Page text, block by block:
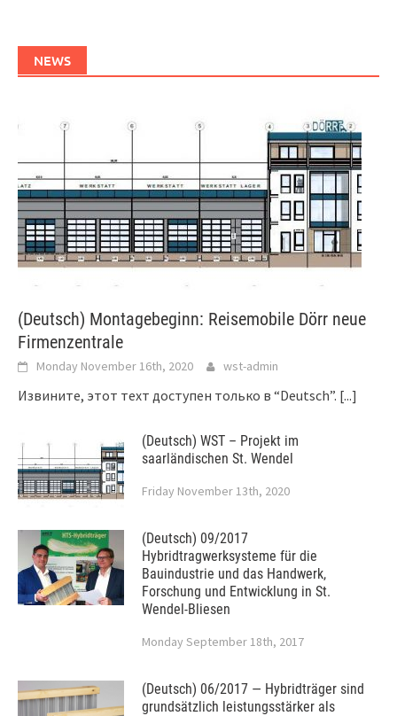
NEWS
(Deutsch) Montagebeginn: Reisemobile Dörr neue
Firmenzentrale
Monday November 16th, 2020 wst-admin
Извините, этот техт доступен только в “Deutsch”. [...]
(Deutsch) WST – Projekt im
saarländischen St. Wendel
Friday November 13th, 2020
(Deutsch) 09/2017
Hybridtragwerksysteme für die
Bauindustrie und das Handwerk,
Forschung und Entwicklung in St.
Wendel-Bliesen
Monday September 18th, 2017
(Deutsch) 06/2017 — Hybridträger sind
grundsätzlich leistungsstärker als